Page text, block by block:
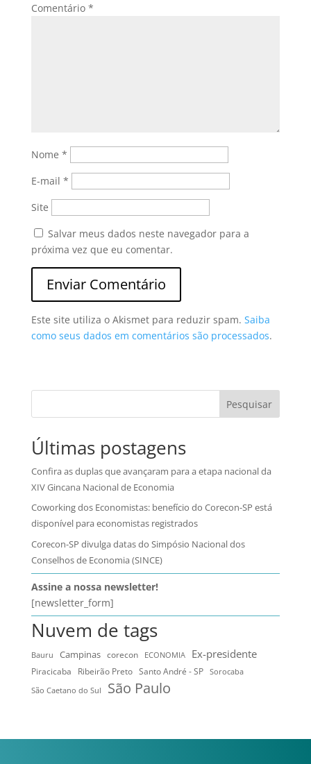
Comentário *
Nome *
E-mail *
Site
Salvar meus dados neste navegador para a
próxima vez que eu comentar.
Este site utiliza o Akismet para reduzir spam. Saiba
como seus dados em comentários são processados.
Pesquisar
Últimas postagens
Confira as duplas que avançaram para a etapa nacional da
XIV Gincana Nacional de Economia
Coworking dos Economistas: benefício do Corecon-SP está
disponível para economistas registrados
Corecon-SP divulga datas do Simpósio Nacional dos
Conselhos de Economia (SINCE)
Assine a nossa newsletter!
[newsletter_form]
Nuvem de tags
Bauru Campinas corecon ECONOMIA Ex-presidente
Piracicaba Ribeirão Preto Santo André - SP
Sorocaba
São Caetano do Sul
São Paulo